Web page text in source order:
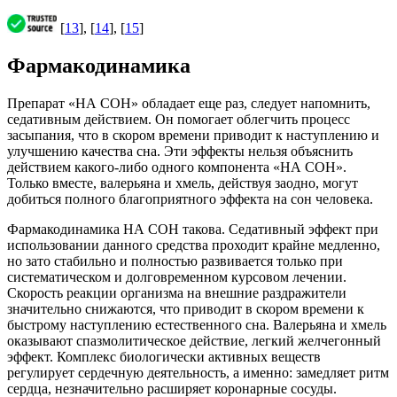
[13], [14], [15]
Фармакодинамика
Препарат «НА СОН» обладает еще раз, следует напомнить,
седативным действием. Он помогает облегчить процесс
засыпания, что в скором времени приводит к наступлению и
улучшению качества сна. Эти эффекты нельзя объяснить
действием какого-либо одного компонента «НА СОН».
Только вместе, валерьяна и хмель, действуя заодно, могут
добиться полного благоприятного эффекта на сон человека.
Фармакодинамика НА СОН такова. Седативный эффект при
использовании данного средства проходит крайне медленно,
но зато стабильно и полностью развивается только при
систематическом и долговременном курсовом лечении.
Скорость реакции организма на внешние раздражители
значительно снижаются, что приводит в скором времени к
быстрому наступлению естественного сна. Валерьяна и хмель
оказывают спазмолитическое действие, легкий желчегонный
эффект. Комплекс биологически активных веществ
регулирует сердечную деятельность, а именно: замедляет ритм
сердца, незначительно расширяет коронарные сосуды.